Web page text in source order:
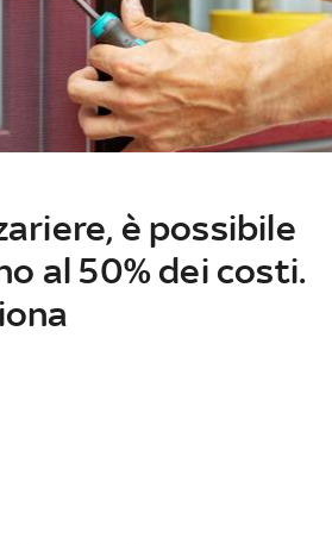
è possibile
al 50% dei costi.